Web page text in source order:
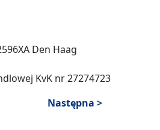
Den Haag
KvK nr 27274723
Następna >